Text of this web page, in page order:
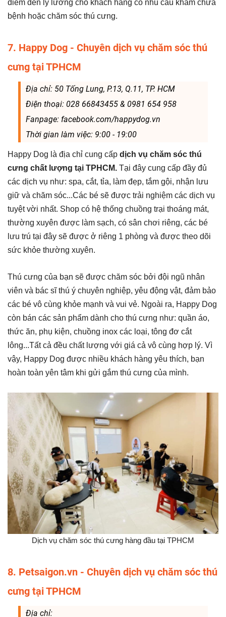
điểm đến lý lưởng cho khách hàng có nhu cầu khám chữa
bệnh hoặc chăm sóc thú cưng.
7. Happy Dog - Chuyên dịch vụ chăm sóc thú
cưng tại TPHCM
Địa chỉ: 50 Tống Lung, P.13, Q.11, TP. HCM
Điện thoại: 028 66843455 & 0981 654 958
Fanpage: facebook.com/happydog.vn
Thời gian làm việc: 9:00 - 19:00
Happy Dog là địa chỉ cung cấp dịch vụ chăm sóc thú
cưng chất lượng tại TPHCM. Tại đây cung cấp đầy đủ
các dịch vụ như: spa, cắt, tỉa, làm đẹp, tắm gội, nhận lưu
giữ và chăm sóc...Các bé sẽ được trải nghiệm các dịch vụ
tuyệt vời nhất. Shop có hệ thống chuồng trại thoáng mát,
thường xuyên được làm sạch, có sân chơi riêng, các bé
lưu trú tại đây sẽ được ở riêng 1 phòng và được theo dõi
sức khỏe thường xuyên.
Thú cưng của bạn sẽ được chăm sóc bởi đội ngũ nhân
viên và bác sĩ thú ý chuyên nghiệp, yêu động vật, đảm bảo
các bé vô cùng khỏe mạnh và vui vẻ. Ngoài ra, Happy Dog
còn bán các sản phẩm dành cho thú cưng như: quần áo,
thức ăn, phụ kiện, chuồng inox các loại, tông đơ cắt
lông...Tất cả đều chất lượng với giá cả vô cùng hợp lý. Vì
vậy, Happy Dog được nhiều khách hàng yêu thích, bạn
hoàn toàn yên tâm khi gửi gắm thú cưng của mình.
Dịch vụ chăm sóc thú cưng hàng đầu tại TPHCM
8. Petsaigon.vn - Chuyên dịch vụ chăm sóc thú
cưng tại TPHCM
Địa chỉ: